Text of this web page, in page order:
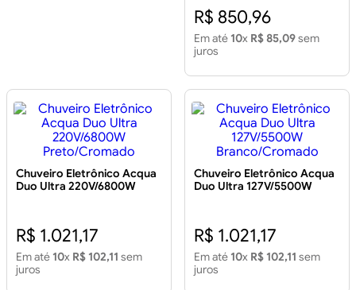
R$ 850,96
Em até 10x R$ 85,09sem
juros
Chuveiro Eletrônico Acqua
Duo Ultra 220V/6800W
R$ 1.021,17
Em até 10x R$ 102,11 sem
juros
Chuveiro Eletrônico Acqua
Duo Ultra 127V/5500W
R$ 1.021,17
Em até 10x R$ 102,11 sem
juros